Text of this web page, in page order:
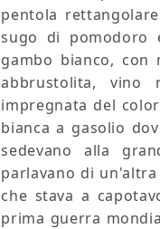
pentola
sugo di pomodoro
gambo bianco, con
abbrustolita,
impregnata del
bianca a gasolio
sedevano alla
parlavano di
che stava a
prima guerra